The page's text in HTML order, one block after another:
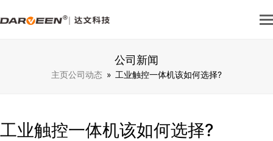
公司新闻
主页公司动态 » 工业触控一体机该如何选择?
工业触控一体机该如何选择?